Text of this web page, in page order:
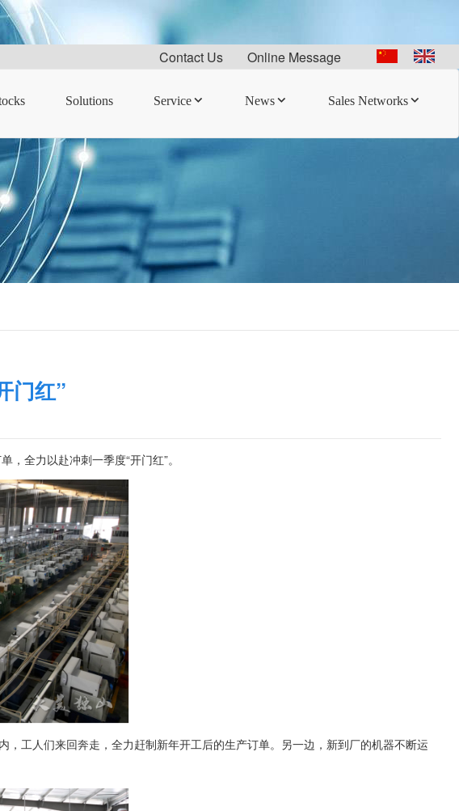
Contact Us Online Message
Solutions Service News Sales Networks
门红”
全力以赴冲刺一季度“开门红”。
工人们来回奔走，全力赶制新年开工后的生产订单。另一边，新到厂的机器不断运